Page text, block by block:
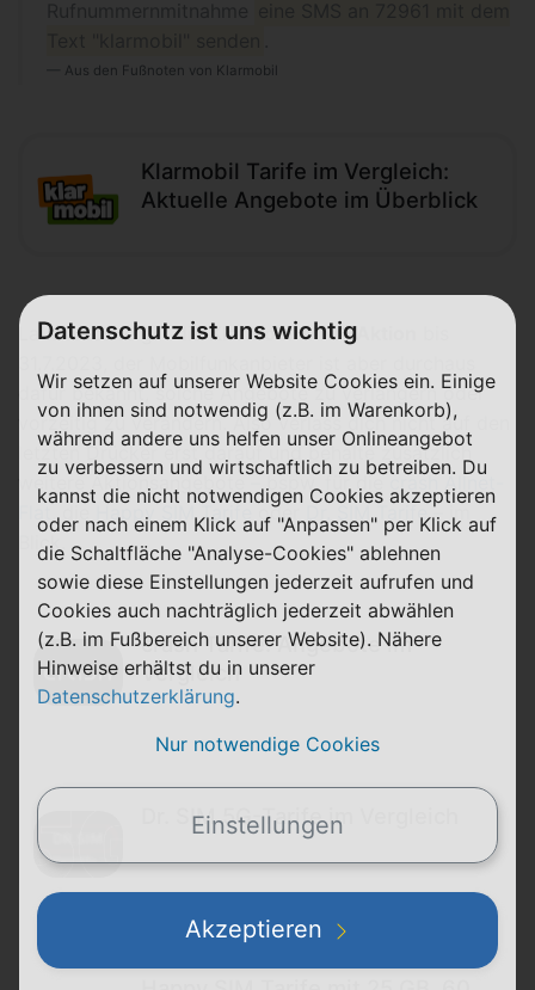
Aus den Fußnoten von Klarmobil
Klarmobil Tarife im Vergleich:
Aktuelle Angebote im Überblick
Laut Website gilt dieKlarmobil MNP-Aktion
dafür bekannt, solche Angebote zu verlängern oder
vorzeitig zu verändern. Also verlass dich nicht auf den
letzten Drücker erst darauf und behalte zusätzlich
weitere Aktionsangebote – bspw. für die
crash Allnet-
, die Happy SIM Tarife oder Dr. SIM Tarife – im
Blick.
crash Tarife: Angebote im
Vergleich
Dr. SIM 5G-Tarife im Vergleich
Datenschutz ist uns wichtig
Wir setzen auf unserer Website Cookies ein. Einige
von ihnen sind notwendig (z.B. im Warenkorb),
während andere uns helfen unser Onlineangebot
zu verbessern und wirtschaftlich zu betreiben. Du
kannst die nicht notwendigen Cookies akzeptieren
oder nach einem Klick auf "Anpassen" per Klick auf
die Schaltfläche "Analyse-Cookies" ablehnen
sowie diese Einstellungen jederzeit aufrufen und
Cookies auch nachträglich jederzeit abwählen
(z.B. im Fußbereich unserer Website). Nähere
Hinweise erhältst du in unserer
Datenschutzerklärung.
Nur notwendige Cookies
Einstellungen
Akzeptieren